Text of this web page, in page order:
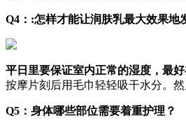
Q4：:怎样才能让润肤乳最大效果地
平日里要保证室内正常的湿度，最
按摩片刻后用毛巾轻轻吸干水分。
Q5：身体哪些部位需要着重护理？